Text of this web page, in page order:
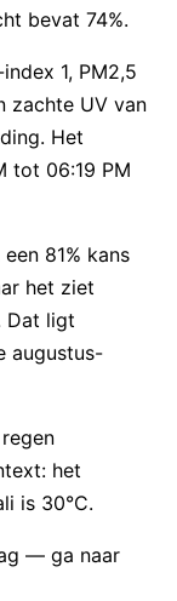
bevat 74%.
1, PM2,5
zachte UV van
Het
tot 06:19 PM
81% kans
het ziet
Dat ligt
augustus-
het
is 30°C.
— ga naar